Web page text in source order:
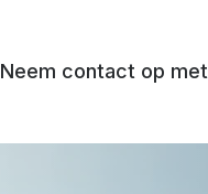
Neem contact op met